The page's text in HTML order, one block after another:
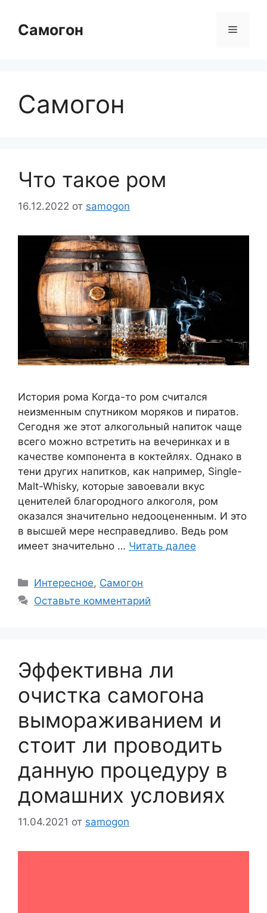
содержимому
Самогон Меню
Самогон
Что такое ром
16.12.2022 от samogon
История рома Когда-то ром считался
неизменным спутником моряков и пиратов.
Сегодня же этот алкогольный напиток чаще
всего можно встретить на вечеринках и в
качестве компонента в коктейлях. Однако в
тени других напитков, как например, Single-
Malt-Whisky, которые завоевали вкус
ценителей благородного алкоголя, ром
оказался значительно недооцененным. И это
в высшей мере несправедливо. Ведь ром
имеет значительно … Читать далее
Рубрики
Интересное, Самогон
Оставьте комментарий
Эффективна ли
очистка самогона
вымораживанием и
стоит ли проводить
данную процедуру в
домашних условиях
11.04.2021 от samogon